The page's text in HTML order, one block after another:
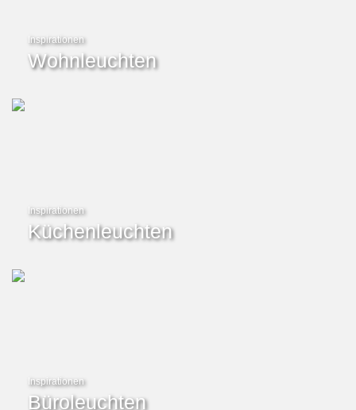
Inspirationen
Wohnleuchten
Inspirationen
Küchenleuchten
Inspirationen
Büroleuchten